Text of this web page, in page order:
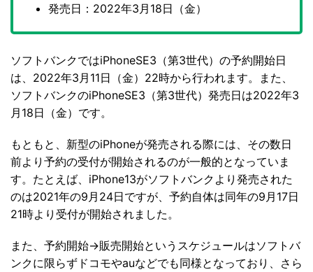
発売日：2022年3月18日（金）
ソフトバンクではiPhoneSE3（第3世代）の予約開始日
は、2022年3月11日（金）22時から行われます。また、
ソフトバンクのiPhoneSE3（第3世代）発売日は2022年3
月18日（金）です。
もともと、新型のiPhoneが発売される際には、その数日
前より予約の受付が開始されるのが一般的となっていま
す。たとえば、iPhone13がソフトバンクより発売された
のは2021年の9月24日ですが、予約自体は同年の9月17日
21時より受付が開始されました。
また、予約開始→販売開始というスケジュールはソフトバ
ンクに限らずドコモやauなどでも同様となっており、さら